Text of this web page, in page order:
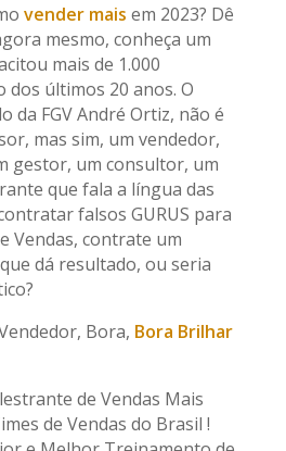
vender mais em 2023? Dê
mesmo, conheça um
mais de 1.000
dos últimos 20 anos. O
da FGV André Ortiz, não é
mas sim, um vendedor,
gestor, um consultor, um
que fala a língua das
falsos GURUS para
Vendas, contrate um
dá resultado, ou seria
Bora, Bora Brilhar
de Vendas Mais
de Vendas do Brasil !